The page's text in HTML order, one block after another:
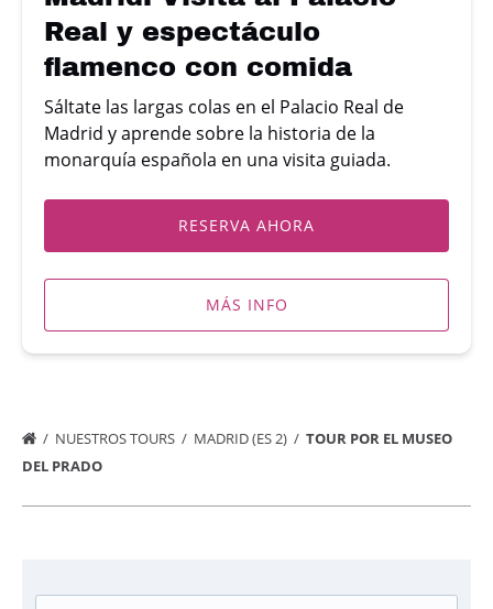
con
comida
Real y espectáculo
flamenco con comida
Sáltate las largas colas en el Palacio Real de
Madrid y aprende sobre la historia de la
monarquía española en una visita guiada.
RESERVA AHORA
MÁS INFO
NUESTROS TOURS MADRID (ES 2)
TOUR POR EL MUSEO
DEL PRADO